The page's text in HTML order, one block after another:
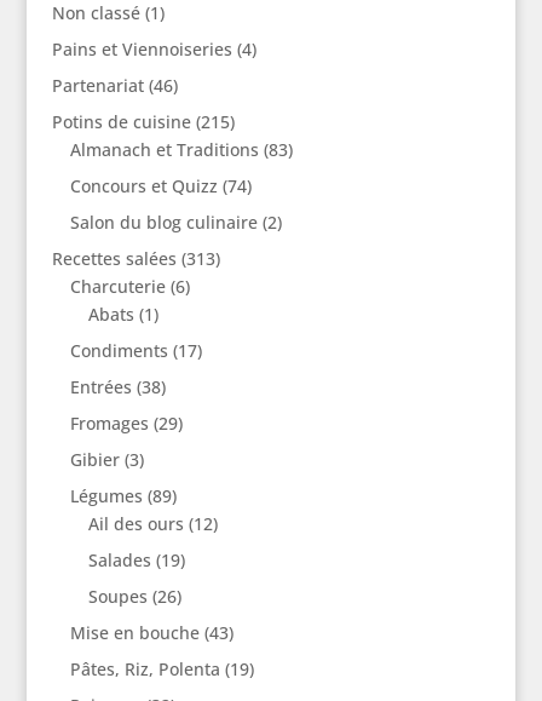
Non classé(1)
Pains et Viennoiseries (4)
Partenariat(46)
Potins de cuisine(215)
Almanach et Traditions (83)
Concours et Quizz (74)
Salon du blog culinaire(2)
Recettes salées (313)
Charcuterie(6)
Abats (1)
Condiments (17)
Entrées (38)
Fromages (29)
Gibier(3)
Légumes (89)
Ail des ours (12)
Salades (19)
Soupes (26)
Mise en bouche(43)
Pâtes, Riz, Polenta (19)